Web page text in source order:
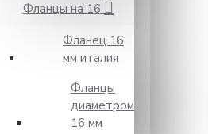
Фланцы на 16
Фланец 16
мм италия
Фланцы
диаметром
16 мм